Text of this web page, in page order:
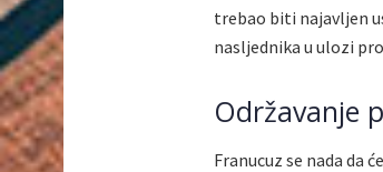
trebao biti najavljen
nasljednika u ulozi
Održavanje
Franucuz se nada da